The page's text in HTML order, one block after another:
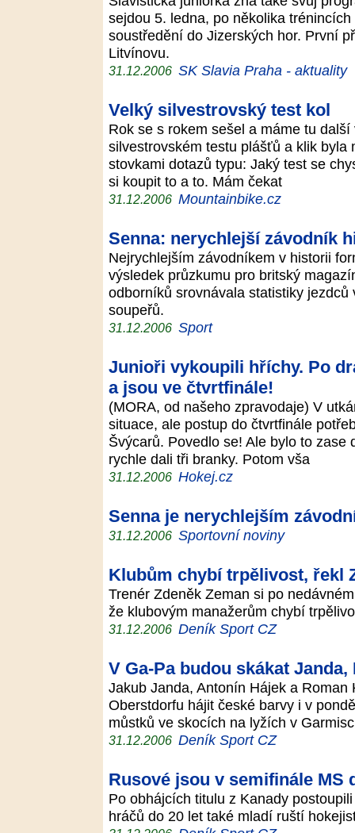
sejdou 5. ledna, po několika
soustředění do Jizerských hor. První
Litvínovu.
31.12.2006 SK Slavia Praha - aktuality
Velký silvestrovský test kol
Rok se s rokem sešel a máme tu
silvestrovském testu plášťů a klik byla
stovkami dotazů typu: Jaký test se
si koupit to a to. Mám čekat
31.12.2006 Mountainbike.cz
Senna: nerychlejší závodník
Nejrychlejším závodníkem v historii
výsledek průzkumu pro britský
odborníků srovnávala statistiky
soupeřů.
31.12.2006 Sport
Junioři vykoupili hříchy. Po
a jsou ve čtvrtfinále!
(MORA, od našeho zpravodaje) V
situace, ale postup do čtvrtfinále
Švýcarů. Povedlo se! Ale bylo to
rychle dali tři branky. Potom vša
31.12.2006 Hokej.cz
Senna je nerychlejším
31.12.2006 Sportovní noviny
Klubům chybí trpělivost, řekl
Trenér Zdeněk Zeman si po
že klubovým manažerům chybí
31.12.2006 Deník Sport CZ
V Ga-Pa budou skákat
Jakub Janda, Antonín Hájek a
Oberstdorfu hájit české barvy i v
můstků ve skocích na lyžích v
31.12.2006 Deník Sport CZ
Rusové jsou v semifinále MS
Po obhájcích titulu z Kanady
hráčů do 20 let také mladí ruští